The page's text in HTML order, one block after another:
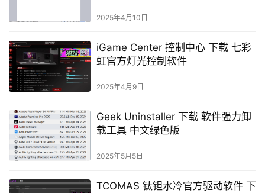
2025年4月10日
iGame Center 控制中心 下载 七彩
虹官方灯光控制软件
2025年4月9日
Geek Uninstaller 下载 软件强力卸
载工具 中文绿色版
2025年5月5日
TCOMAS 钛钽水冷官方驱动软件 下